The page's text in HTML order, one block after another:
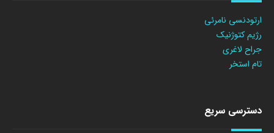
ارتودنسی نامرئی
رژیم کتوژنیک
جراح لاغری
تام استخر
دسترسی سریع